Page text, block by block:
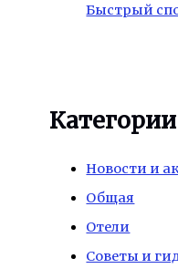
Быстрый
Категории
Новости и
Общая
Отели
Советы и